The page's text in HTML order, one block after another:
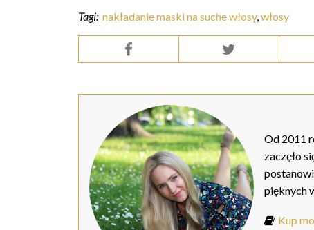
Tagi: nakładanie maski na suche włosy,włosy
Od 2011
zaczęło
pięknych
Kup